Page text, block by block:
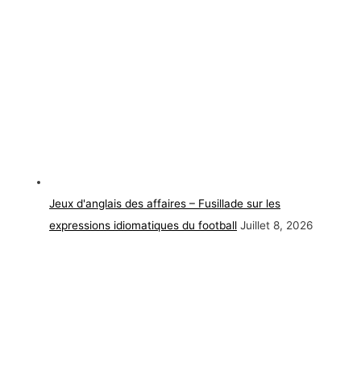
Jeux d'anglais des affaires – Fusillade sur les
expressions idiomatiques du football Juillet 8, 2026